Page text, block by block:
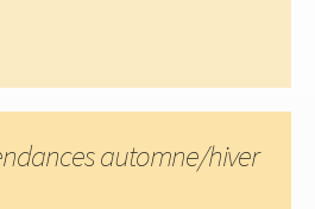
automne/hiver